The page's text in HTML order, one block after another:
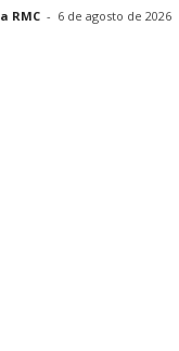
RMC - 6 de agosto de 2026